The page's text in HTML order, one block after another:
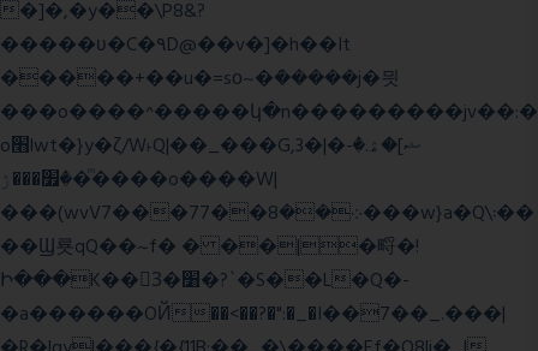
�]�,�y��\P8&?
�����ʋ�C�۹D@��v�]�h��It
�����+��u�=sο~�ܿ�����j�믯
���o����^�����կ�n���������jv��:�
o׫lwt�}y�ζ/W˫Q|��_���G,3�|�ޝ]�ۿ.�-
�׿���ۯ�ͫ����o����W|
���(wvV܀��8��77���7���w}a�Q\܃��
��Ϣ룟qQ��~f� � ��|�㽟�!
Ի���K��3ٓ�׸�?`�S��L�Q�-
�a������OЙ��<��?�":�_�I��7��_.���|